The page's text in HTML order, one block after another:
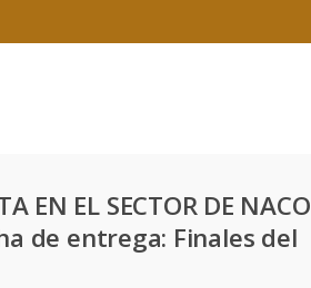
EN EL SECTOR DE NACO
de entrega: Finales del